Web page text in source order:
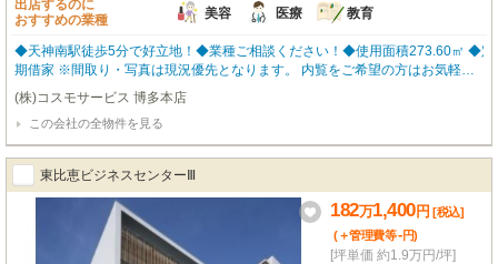
出店するのに
おすすめの業種
美容 医療 教育
◆天神南駅徒歩5分で好立地！◆業種ご相談ください！◆使用面積273.60㎡ ◆定
期借家 ※間取り・写真は現況優先となります。 内覧をご希望の方はお気軽に
お申し付けください！ 福岡の物件全てご紹介出来ます！！何でもご相談下さ
い♪
(株)コスモサービス 博多本店
この会社の全物件を見る
東比恵ビジネスセンターⅢ
182万1,400円 [税込]
(＋管理費等-円)
[坪単価 約1.9万円/坪]